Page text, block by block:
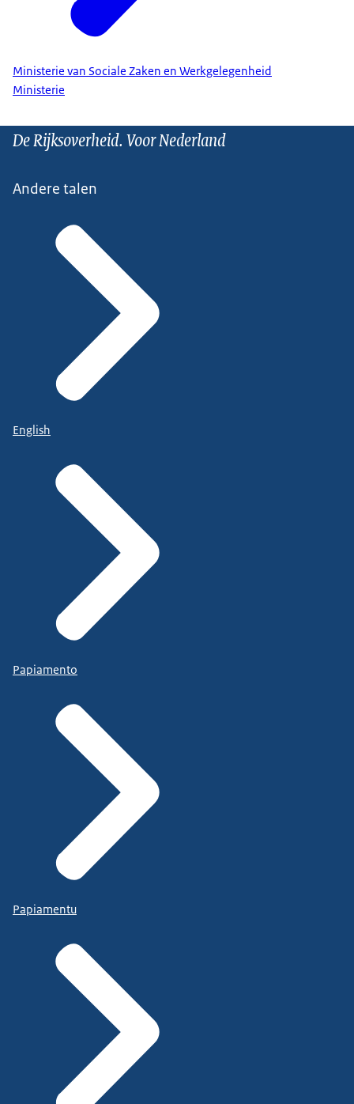
Ministerie van Sociale Zaken en Werkgelegenheid
Ministerie
De Rijksoverheid. Voor Nederland
Andere talen
English
Papiamento
Papiamentu